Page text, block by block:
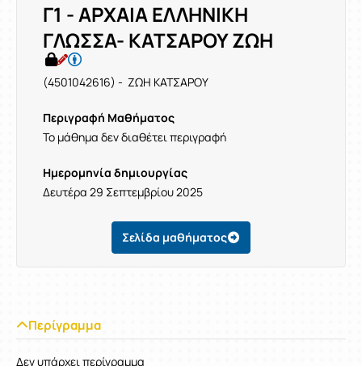
Γ1 - ΑΡΧΑΙΑ ΕΛΛΗΝΙΚΗ
ΓΛΩΣΣΑ- ΚΑΤΣΑΡΟΥ ΖΩΗ
(4501042616) - ΖΩΗ ΚΑΤΣΑΡΟΥ
Περιγραφή Μαθήματος
Το μάθημα δεν διαθέτει περιγραφή
Ημερομηνία δημιουργίας
Δευτέρα 29 Σεπτεμβρίου 2025
Σελίδα μαθήματος
Περίγραμμα
Δεν υπάρχει περίγραμμα